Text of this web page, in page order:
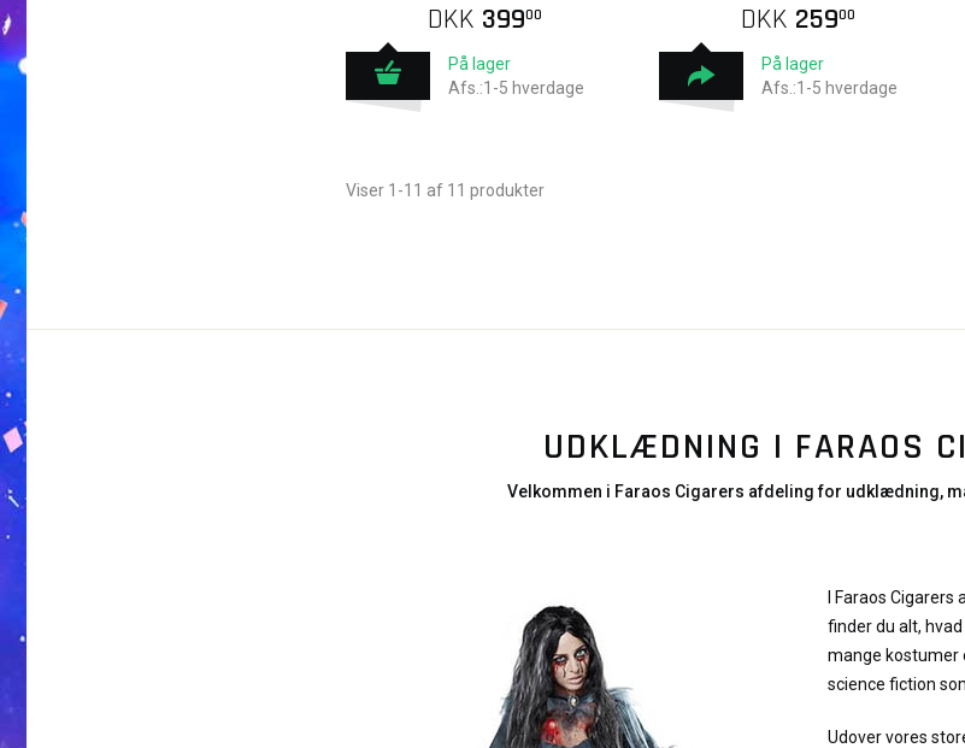
DKK 39900
På lager
Afs.:1-5 hverdage
DKK 25900
På lager
Afs.:1-5 hverdage
Viser 1-11 af 11 produkter
UDKLÆDNING I FARAOS
Velkommen i Faraos Cigarers afdeling for udklædning,
I Faraos
finder du alt,
mange kostumer
science fiction
Udover vores